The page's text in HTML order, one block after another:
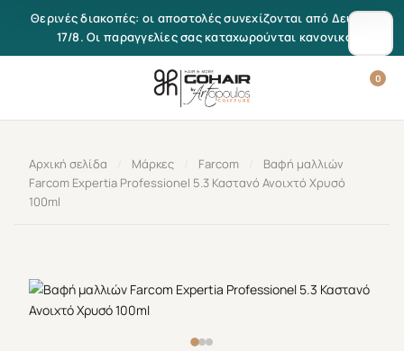
Μετάβαση στο περιεχόμενο
Θερινές διακοπές: οι αποστολές συνεχίζονται από Δευτέρα
17/8. Οι παραγγελίες σας καταχωρούνται κανονικά.
0
Αρχική σελίδα Μάρκες Farcom
Βαφή μαλλιών
Farcom Expertia Professionel 5.3 Καστανό Ανοιχτό Χρυσό
100ml